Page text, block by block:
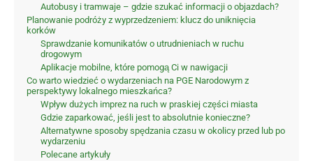
Autobusy i tramwaje – gdzie szukać informacji o objazdach?
Planowanie podróży z wyprzedzeniem: klucz do uniknięcia
korków
Sprawdzanie komunikatów o utrudnieniach w ruchu
drogowym
Aplikacje mobilne, które pomogą Ci w nawigacji
Co warto wiedzieć o wydarzeniach na PGE Narodowym z
perspektywy lokalnego mieszkańca?
Wpływ dużych imprez na ruch w praskiej części miasta
Gdzie zaparkować, jeśli jest to absolutnie konieczne?
Alternatywne sposoby spędzania czasu w okolicy przed lub po
wydarzeniu
Polecane artykuły